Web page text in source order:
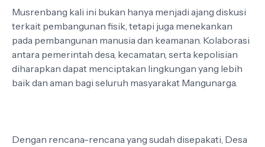
Musrenbang kali ini bukan hanya menjadi ajang diskusi
terkait pembangunan fisik, tetapi juga menekankan
pada pembangunan manusia dan keamanan. Kolaborasi
antara pemerintah desa, kecamatan, serta kepolisian
diharapkan dapat menciptakan lingkungan yang lebih
baik dan aman bagi seluruh masyarakat Mangunarga.
Dengan rencana-rencana yang sudah disepakati, Desa